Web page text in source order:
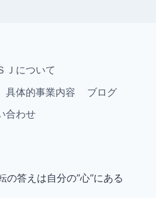
Ｊについて
具体的事業内容
ブログ
合わせ
答えは自分の”心”にある